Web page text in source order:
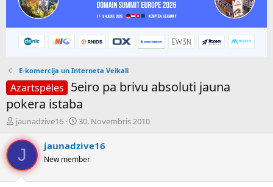
E-komercija un Interneta Veikali
Azartspēles 5eiro pa brivu absoluti jauna
pokera istaba
P
v
d
i
jaunadzive16
S
k
u
m
30. Novembris 2010
J jaunadzive16
New member